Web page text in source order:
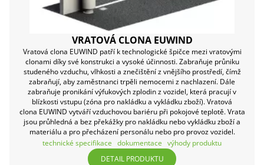
VRATOVÁ CLONA EUWIND
Vratová clona EUWIND patří k technologické špičce mezi vratovými
clonami díky své konstrukci a vysoké účinnosti. Zabraňuje průniku
studeného vzduchu, vlhkosti a znečištění z vnějšího prostředí, čímž
zabraňují, aby zaměstnanci trpěli nemocemi z nachlazení. Dále
zabraňuje pronikání výfukových zplodin z vozidel, která pracují v
blízkosti vstupu (zóna pro nakládku a vykládku zboží). Vratová
clona EUWIND vytváří vzduchovou bariéru při pokojové teplotě. Vrata
jsou průhledná a bez překážky pro nakládku nebo vykládku zboží a
materiálu a pro přecházení personálu nebo pro provoz vozidel.
technické specifikace dokumentace výhody produktu
DETAIL PRODUKTU